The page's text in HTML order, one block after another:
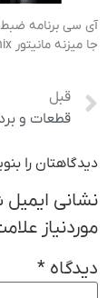
جا میزنه مانیتور pronix بالا نمیاد
قبل
دیدگاهتان را
نشانی
موردنیاز
دیدگاه *